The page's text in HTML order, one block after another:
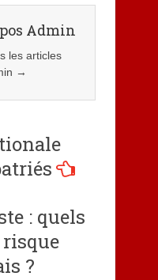
Admin
les articles
→
: quels
?